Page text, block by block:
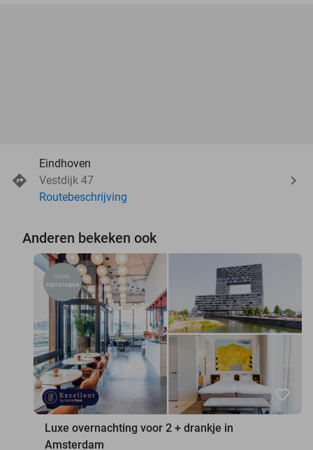
Eindhoven
Vestdijk 47
Routebeschrijving
Anderen bekeken ook
favorite_border
Luxe overnachting voor 2 + drankje in
Amsterdam